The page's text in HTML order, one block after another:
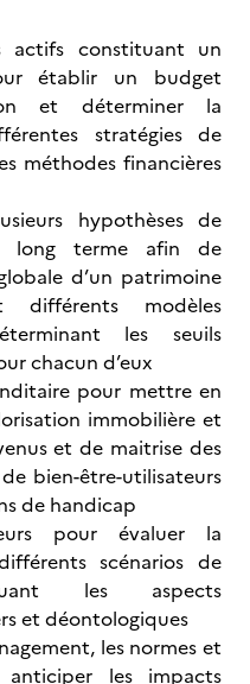
actifs constituant un
établir un budget
et déterminer la
stratégies de
méthodes financières
hypothèses de
long terme afin de
d’un patrimoine
différents modèles
les seuils
chacun d’eux
pour mettre en
immobilière et
et de maitrise des
bien-être-utilisateurs
de handicap
pour évaluer la
scénarios de
les aspects
et déontologiques
les normes et
les impacts